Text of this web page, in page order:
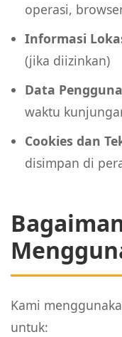
operasi,
Informasi
(jika diizinkan)
Data
waktu
Cookies dan
disimpan di
Kami
untuk: